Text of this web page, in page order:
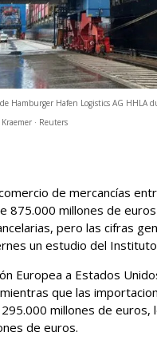
Hamburger Hafen Logistics AG
· Reuters
de mercancías
875.000 millones de
pero las cifras
un estudio del Instituto
Europea a Estados
que las
millones de
de euros.